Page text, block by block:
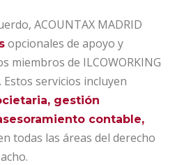
ACOUNTAX MADRID
opcionales de apoyo y
miembros de ILCOWORKING
Estos servicios incluyen
gestión
contable,
todas las áreas del derecho